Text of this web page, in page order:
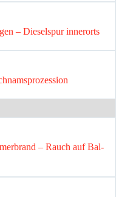
– Die­sel­spur inner­orts
– Rauch auf Bal­